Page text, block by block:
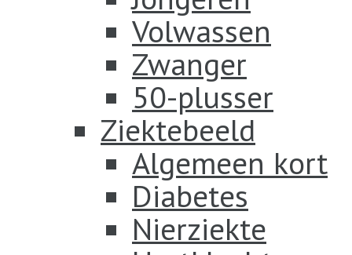
Volwassen
Zwanger
50-plusser
Ziektebeeld
Algemeen kort
Diabetes
Nierziekte